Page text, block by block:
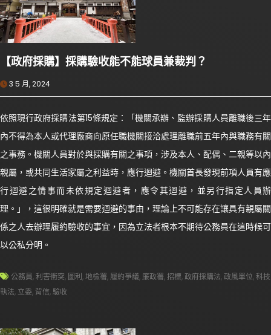
【政府採購】採購驗收能不能球員兼裁判？
3 5 月, 2024
依照現行政府採購法第15條規定：「機關承辦、監辦採購人員離職後三年
內不得為本人或代理廠商向原任職機關接洽處理離職前五年內與職務有關
之事務。機關人員對於與採購有關之事項，涉及本人、配偶、二親等以內
親屬，或共同生活家屬之利益時，應行迴避。機關首長發現前項人員有應
行迴避之情事而未依規定迴避者，應令其迴避，並另行指定人員辦
理。」，這很明確就是需要迴避的事由，理論上不可能存在讓具有親屬關
係之人去辦理履約驗收的事宜，因為立法者根本不期待公務員在這時候可
以公私分明。
公務員 ,利害衝突, 圖利 ,地檢署, 履約爭議, 廉政署,招標,政府採購法,政風單位,科技
執法,立委, 背信,驗收